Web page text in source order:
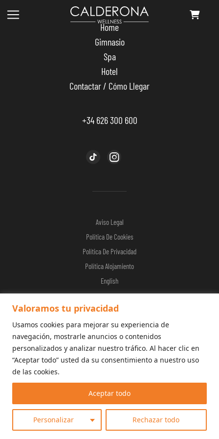
Valoramos tu privacidad
Usamos cookies para mejorar su experiencia de
navegación, mostrarle anuncios o contenidos
personalizados y analizar nuestro tráfico. Al hacer clic en
“Aceptar todo” usted da su consentimiento a nuestro uso
de las cookies.
Personalizar Rechazar todo
Aceptar todo
to
Home
Gimnasio
Spa
Hotel
Contactar / Cómo Llegar
+34 626 300 600
Aviso Legal
Política De Cookies
Política De Privacidad
Política Alojamiento
English
© 2026 Calderona Wellness